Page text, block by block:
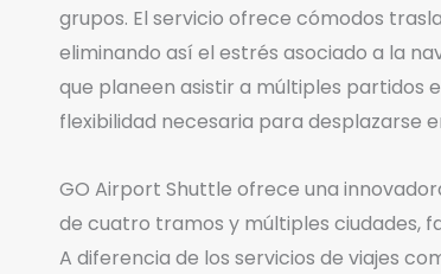
grupos. El servicio ofrece cómodos
eliminando así el estrés asociado a la
que planeen asistir a múltiples partidos
flexibilidad necesaria para desplazarse
GO Airport Shuttle ofrece una
de cuatro tramos y múltiples ciudades,
A diferencia de los servicios de viajes